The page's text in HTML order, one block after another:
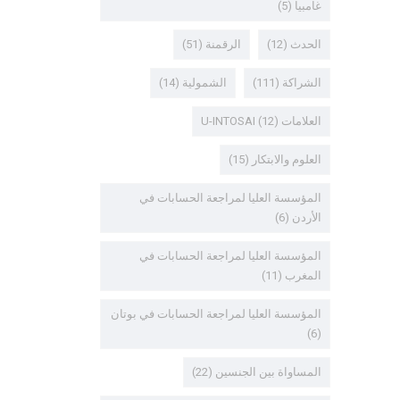
غامبيا (5)
الحدث (12) الرقمنة (51)
الشراكة (111) الشمولية (14)
العلامات U-INTOSAI (12)
العلوم والابتكار (15)
المؤسسة العليا لمراجعة الحسابات في
الأردن (6)
المؤسسة العليا لمراجعة الحسابات في
المغرب (11)
المؤسسة العليا لمراجعة الحسابات في بوتان
(6)
المساواة بين الجنسين (22)